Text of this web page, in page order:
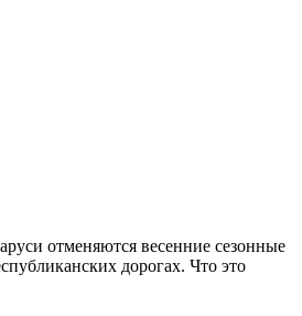
отменяются весенние сезонные
дорогах. Что это